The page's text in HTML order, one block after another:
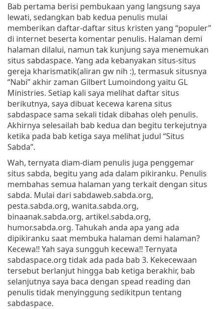
Bab pertama berisi pembukaan yang langsung saya
lewati, sedangkan bab kedua penulis mulai
memberikan daftar-daftar situs kristen yang “populer”
di internet beserta komentar penulis. Halaman demi
halaman dilalui, namun tak kunjung saya menemukan
situs sabdaspace. Yang ada kebanyakan situs-situs
gereja kharismatik(aliran gw nih :), termasuk situsnya
“Nabi” akhir zaman Gilbert Lumoindong yaitu GL
Ministries. Setiap kali saya melihat daftar situs
berikutnya, saya dibuat kecewa karena situs
sabdaspace sama sekali tidak dibahas oleh penulis.
Akhirnya selesailah bab kedua dan begitu terkejutnya
ketika pada bab ketiga saya melihat judul “Situs
Sabda”.
Wah, ternyata diam-diam penulis juga penggemar
situs sabda, begitu yang ada dalam pikiranku. Penulis
membahas semua halaman yang terkait dengan situs
sabda. Mulai dari sabdaweb.sabda.org,
pesta.sabda.org, wanita.sabda.org,
binaanak.sabda.org, artikel.sabda.org,
humor.sabda.org. Tahukah anda apa yang ada
dipikiranku saat membuka halaman demi halaman?
Kecewa!! Yah saya sungguh kecewa!! Ternyata
sabdaspace.org tidak ada pada bab 3. Kekecewaan
tersebut berlanjut hingga bab ketiga berakhir, bab
selanjutnya saya baca dengan spead reading dan
penulis tidak menyinggung sedikitpun tentang
sabdaspace.